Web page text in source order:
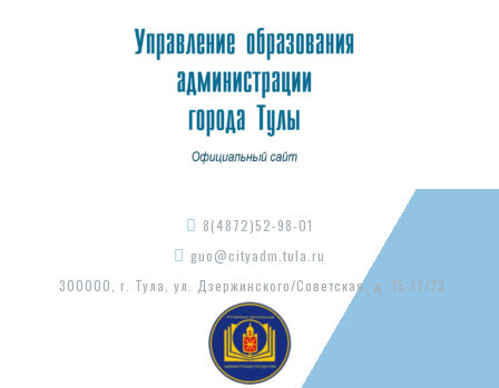
8(4872)52-98-01
guo@cityadm.tula.ru
300000, г. Тула, ул. Дзержинского/Советская, д. 15-17/73